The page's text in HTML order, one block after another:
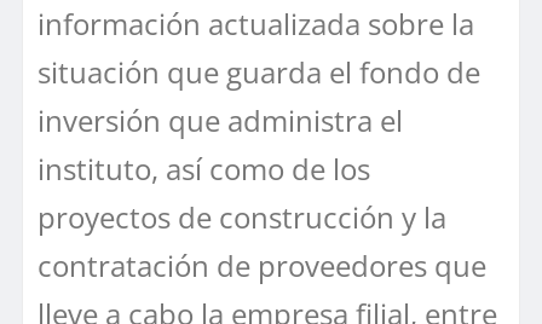
información actualizada sobre la
situación que guarda el fondo de
inversión que administra el
instituto, así como de los
proyectos de construcción y la
contratación de proveedores que
lleve a cabo la empresa filial, entre